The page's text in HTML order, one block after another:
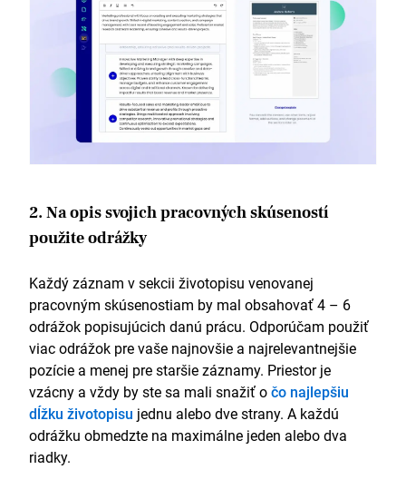
2. Na opis svojich pracovných skúseností
použite odrážky
Každý záznam v sekcii životopisu venovanej
pracovným skúsenostiam by mal obsahovať 4 – 6
odrážok popisujúcich danú prácu. Odporúčam použiť
viac odrážok pre vaše najnovšie a najrelevantnejšie
pozície a menej pre staršie záznamy. Priestor je
vzácny a vždy by ste sa mali snažiť očo najlepšiu
dĺžku životopisu jednu alebo dve strany. A každú
odrážku obmedzte na maximálne jeden alebo dva
riadky.